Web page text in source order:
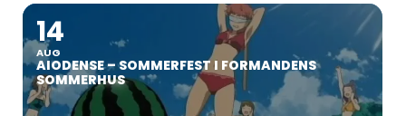
14
AUG
AIODENSE – SOMMERFEST I FORMANDENS
SOMMERHUS